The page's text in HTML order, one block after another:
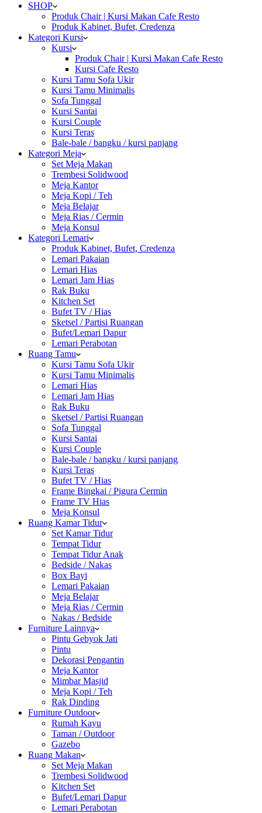
SHOP
Produk Chair | Kursi Makan Cafe Resto
Produk Kabinet, Bufet, Credenza
Kategori Kursi
Kursi
Produk Chair | Kursi Makan Cafe Resto
Kursi Cafe Resto
Kursi Tamu Sofa Ukir
Kursi Tamu Minimalis
Sofa Tunggal
Kursi Santai
Kursi Couple
Kursi Teras
Bale-bale / bangku / kursi panjang
Kategori Meja
Set Meja Makan
Trembesi Solidwood
Meja Kantor
Meja Kopi / Teh
Meja Belajar
Meja Rias / Cermin
Meja Konsul
Kategori Lemari
Produk Kabinet, Bufet, Credenza
Lemari Pakaian
Lemari Hias
Lemari Jam Hias
Rak Buku
Kitchen Set
Bufet TV / Hias
Sketsel / Partisi Ruangan
Bufet/Lemari Dapur
Lemari Perabotan
Ruang Tamu
Kursi Tamu Sofa Ukir
Kursi Tamu Minimalis
Lemari Hias
Lemari Jam Hias
Rak Buku
Sketsel / Partisi Ruangan
Sofa Tunggal
Kursi Santai
Kursi Couple
Bale-bale / bangku / kursi panjang
Kursi Teras
Bufet TV / Hias
Frame Bingkai / Pigura Cermin
Frame TV Hias
Meja Konsul
Ruang Kamar Tidur
Set Kamar Tidur
Tempat Tidur
Tempat Tidur Anak
Bedside / Nakas
Box Bayi
Lemari Pakaian
Meja Belajar
Meja Rias / Cermin
Nakas / Bedside
Furniture Lainnya
Pintu Gebyok Jati
Pintu
Dekorasi Pengantin
Meja Kantor
Mimbar Masjid
Meja Kopi / Teh
Rak Dinding
Furniture Outdoor
Rumah Kayu
Taman / Outdoor
Gazebo
Ruang Makan
Set Meja Makan
Trembesi Solidwood
Kitchen Set
Bufet/Lemari Dapur
Lemari Perabotan